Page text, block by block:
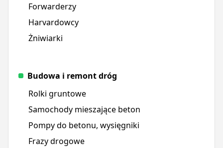
Forwarderzy
Harvardowcy
Żniwiarki
Budowa i remont dróg
Rolki gruntowe
Samochody mieszające beton
Pompy do betonu, wysięgniki
Frazy drogowe